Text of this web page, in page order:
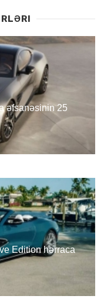
əfsanəsinin 25
Edition hərraca